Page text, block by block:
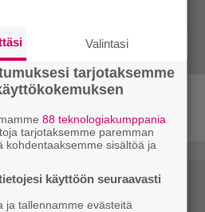
Mario Galaxy on
peli
Valintasi
tarjotaksemme
88 teknologiakumppania
tarjotaksemme paremman
kohdentaaksemme sisältöä ja
käyttöön seuraavasti
ja tallennamme evästeitä